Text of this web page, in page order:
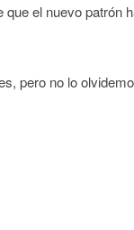
el nuevo patrón
pero no lo